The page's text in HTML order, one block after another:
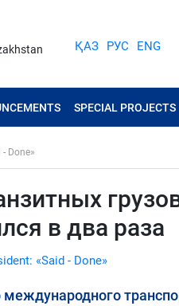
ҚАЗ РУС ENG
SPECIAL PROJECTS
Done»
в два раза
«Said - Done»
международного